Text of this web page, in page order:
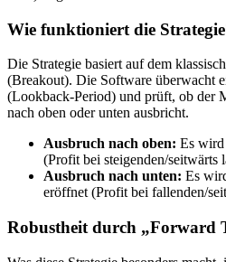
Wie funktioniert die
Die Strategie basiert auf dem
(Breakout). Die Software überwacht
(Lookback-Period) und prüft, ob der
nach oben oder unten ausbricht.
Ausbruch nach oben: Es wird
(Profit bei steigenden/seitwärts
Ausbruch nach unten: Es
eröffnet (Profit bei fallenden/
Robustheit durch „Forward